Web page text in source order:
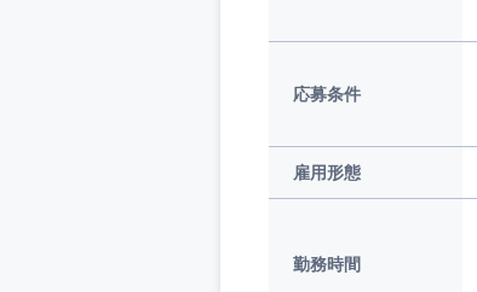
応募条件
雇用形態
勤務時間